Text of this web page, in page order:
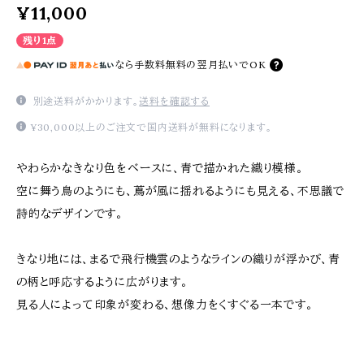
¥11,000
残り1点
なら 手数料無料の 翌月払いでOK
別途送料がかかります。送料を確認する
¥30,000以上のご注文で国内送料が無料になります。
やわらかなきなり色をベースに、青で描かれた織り模様。
空に舞う鳥のようにも、蔦が風に揺れるようにも見える、不思議で
詩的なデザインです。
きなり地には、まるで飛行機雲のようなラインの織りが浮かび、青
の柄と呼応するように広がります。
見る人によって印象が変わる、想像力をくすぐる一本です。